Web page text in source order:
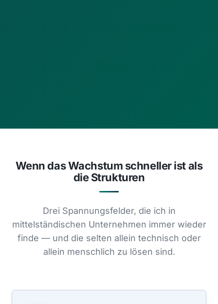
Wenn das Wachstum schneller ist als
die Strukturen
Drei Spannungsfelder, die ich in
mittelständischen Unternehmen immer wieder
finde — und die selten allein technisch oder
allein menschlich zu lösen sind.